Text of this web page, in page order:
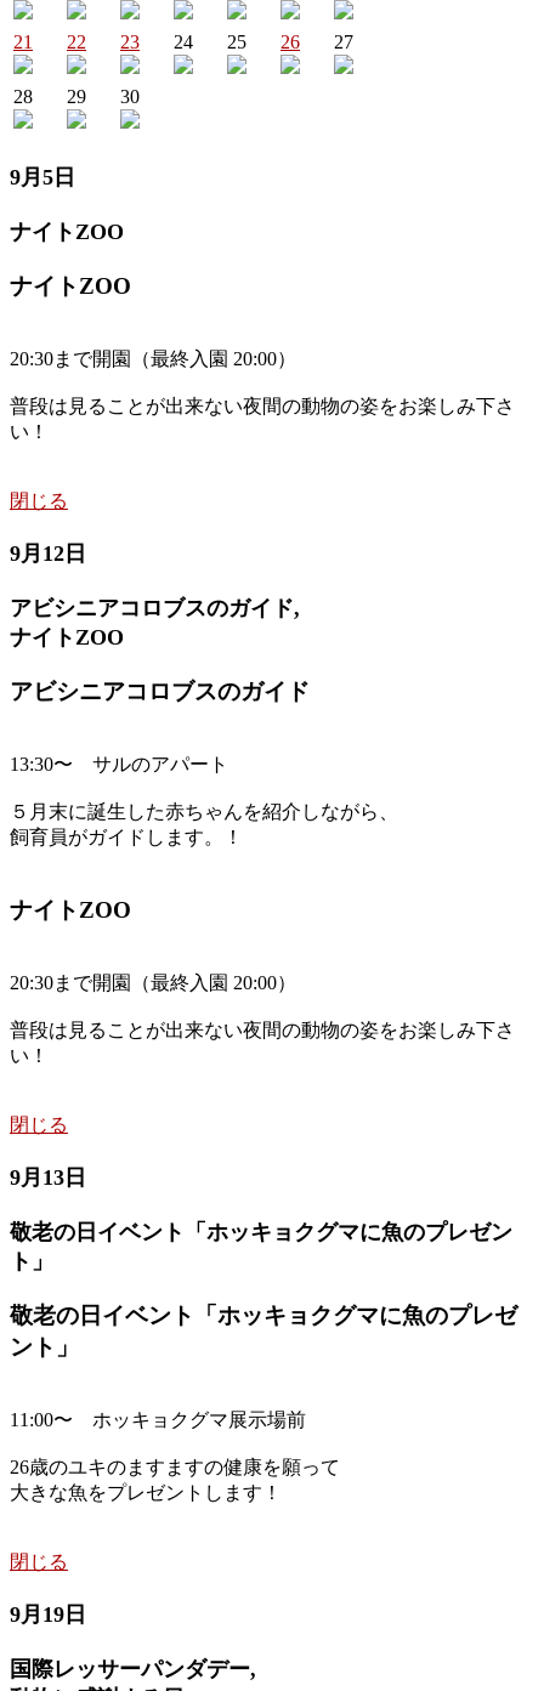
21 22 23 24 25 26 27
28 29 30
9月5日
ナイトZOO
ナイトZOO
20:30まで開園（最終入園 20:00）
普段は見ることが出来ない夜間の動物の姿をお楽しみ下さ
い！
閉じる
9月12日
アビシニアコロブスのガイド,
ナイトZOO
アビシニアコロブスのガイド
13:30〜 サルのアパート
５月末に誕生した赤ちゃんを紹介しながら、
飼育員がガイドします。！
ナイトZOO
20:30まで開園（最終入園 20:00）
普段は見ることが出来ない夜間の動物の姿をお楽しみ下さ
い！
閉じる
9月13日
敬老の日イベント「ホッキョクグマに魚のプレゼン
ト」
敬老の日イベント「ホッキョクグマに魚のプレゼ
ント」
11:00〜 ホッキョクグマ展示場前
26歳のユキのますますの健康を願って
大きな魚をプレゼントします！
閉じる
9月19日
国際レッサーパンダデー,